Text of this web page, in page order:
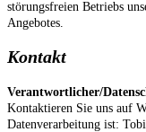
störungsfreien Betriebs
Angebotes.
Kontakt
Verantwortlicher/
Kontaktieren Sie uns auf
Datenverarbeitung ist: